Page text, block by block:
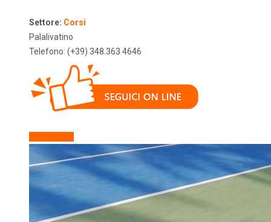
Settore: Corsi
Palalivatino
Telefono: (+39) 348.363 4646